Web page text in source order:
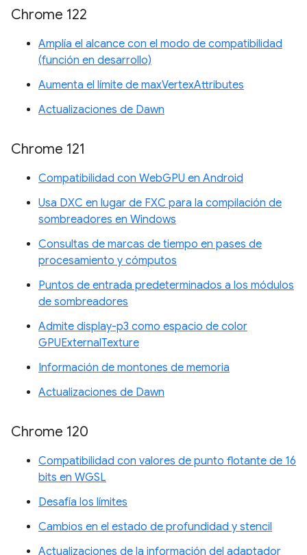
Chrome 122
Amplía el alcance con el modo de compatibilidad
(función en desarrollo)
Aumenta el límite de maxVertexAttributes
Actualizaciones de Dawn
Chrome 121
Compatibilidad con WebGPU en Android
Usa DXC en lugar de FXC para la compilación de
sombreadores en Windows
Consultas de marcas de tiempo en pases de
procesamiento y cómputos
Puntos de entrada predeterminados a los módulos
de sombreadores
Admite display-p3 como espacio de color
GPUExternalTexture
Información de montones de memoria
Actualizaciones de Dawn
Chrome 120
Compatibilidad con valores de punto flotante de 16
bits en WGSL
Desafía los límites
Cambios en el estado de profundidad y stencil
Actualizaciones de la información del adaptador